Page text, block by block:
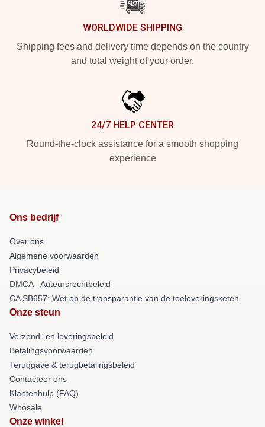
WORLDWIDE SHIPPING
Shipping fees and delivery time depends on the country
and total weight of your order.
24/7 HELP CENTER
Round-the-clock assistance for a smooth shopping
experience
Ons bedrijf
Over ons
Algemene voorwaarden
Privacybeleid
DMCA - Auteursrechtbeleid
CA SB657: Wet op de transparantie van de toeleveringsketen
Onze steun
Verzend- en leveringsbeleid
Betalingsvoorwaarden
Teruggave & terugbetalingsbeleid
Contacteer ons
Klantenhulp (FAQ)
Whosale
Onze winkel